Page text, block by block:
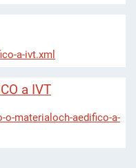
a-ivt.xml
a IVT
materialoch-aedifico-a-